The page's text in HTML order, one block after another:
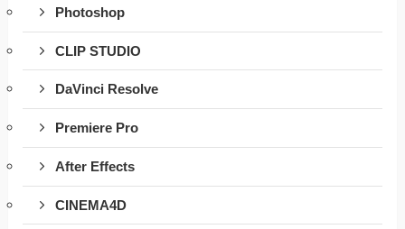
Photoshop
CLIP STUDIO
DaVinci Resolve
Premiere Pro
After Effects
CINEMA4D